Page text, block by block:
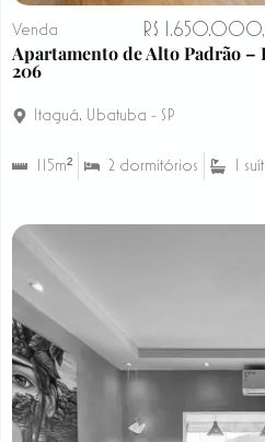
Venda R$
Apartamento de Alto Padrão –
206
Itaguá, Ubatuba - SP
115m² 2 dormitórios 1